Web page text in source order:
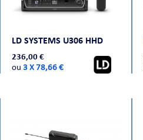
LD SYSTEMS U306 HHD
236,00 €
ou 3 X 78,66 €